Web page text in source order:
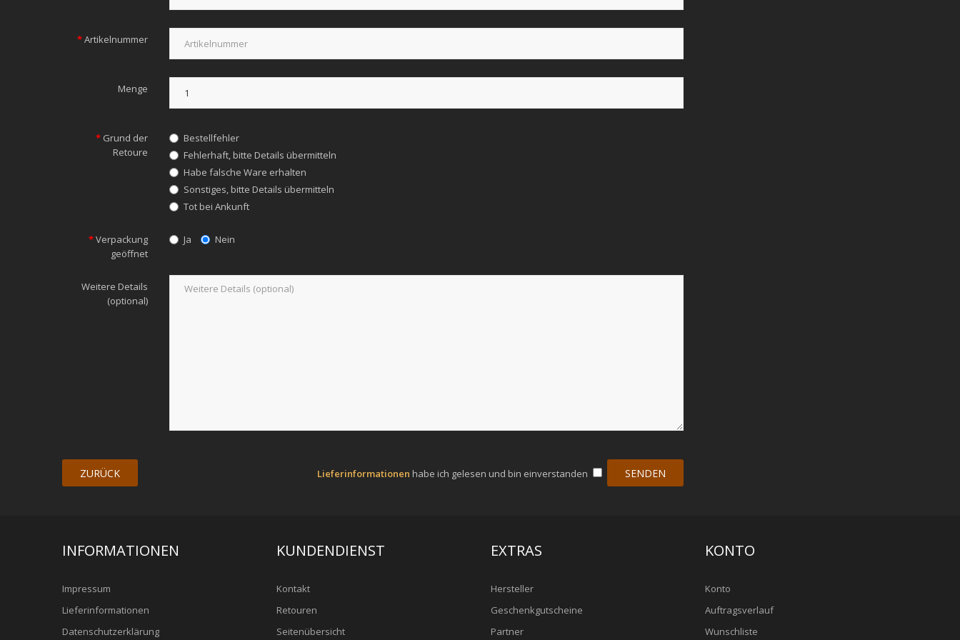
Artikelnummer
Menge
Grund der
Retoure
Bestellfehler
Fehlerhaft, bitte Details übermitteln
Habe falsche Ware erhalten
Sonstiges, bitte Details übermitteln
Tot bei Ankunft
Verpackung
geöffnet
Ja Nein
Weitere Details
(optional)
ZURÜCK Lieferinformationen habe ich gelesen und bin einverstanden
INFORMATIONEN
Impressum
Lieferinformationen
Datenschutzerklärung
KUNDENDIENST
Kontakt
Retouren
Seitenübersicht
EXTRAS
Hersteller
Geschenkgutscheine
Partner
KONTO
Konto
Auftragsverlauf
Wunschliste